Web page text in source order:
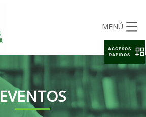
MENÚ
EVENTOS
ACCESOS
RAPIDOS